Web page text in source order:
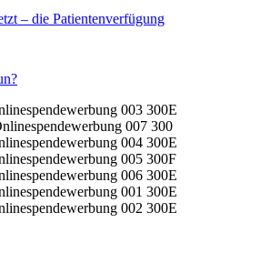
– die Patientenverfügung